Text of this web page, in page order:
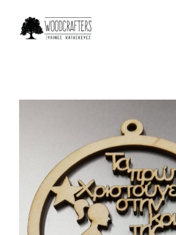
ΠΡΟΙΟΝΤΑ
ΕΠΙΚΟΙΝΩΝΙΑ
SEARCH
CART